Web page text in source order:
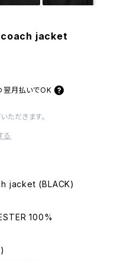
jacket
翌月払いでOK
ただきます。
る
jacket (BLACK)
100%